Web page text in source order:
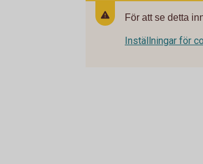
För att se detta
Inställningar för